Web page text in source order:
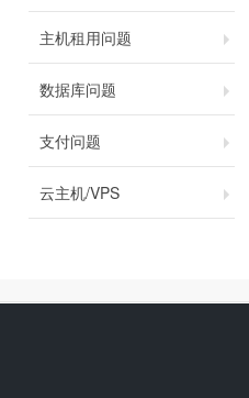
主机租用问题
数据库问题
支付问题
云主机/VPS